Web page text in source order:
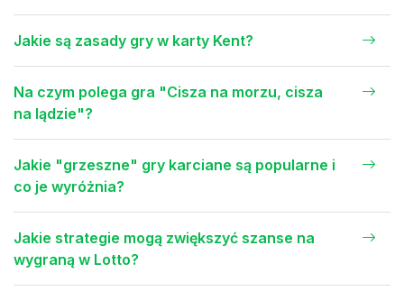
Jakie są zasady gry w karty Kent?
Na czym polega gra "Cisza na morzu, cisza
na lądzie"?
Jakie "grzeszne" gry karciane są popularne i
co je wyróżnia?
Jakie strategie mogą zwiększyć szanse na
wygraną w Lotto?